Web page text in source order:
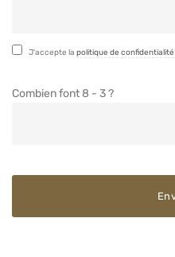
J'accepte lapolitique de confidentialité
Combien font 8 - 3 ?